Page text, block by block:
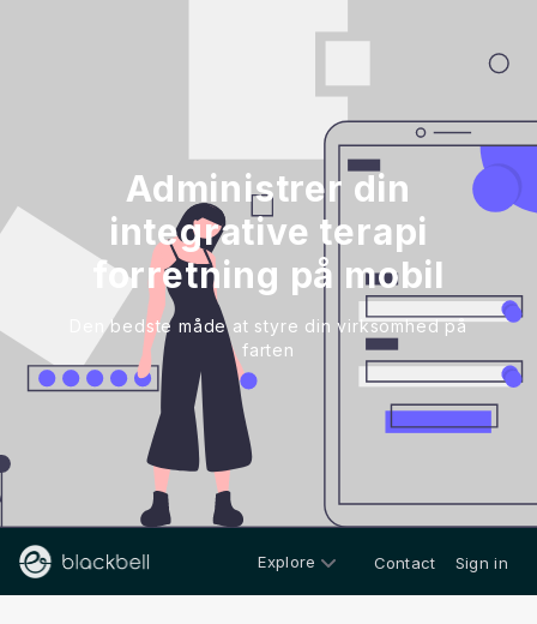
Administrer din
integrative terapi
forretning på mobil
Den bedste måde at styre din virksomhed på
farten
Explore Contact Sign in